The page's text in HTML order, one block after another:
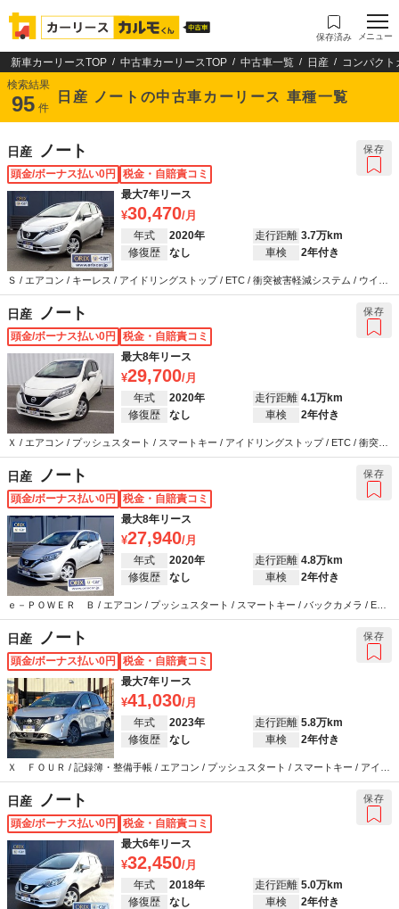
保存済み メニュー
新車カーリースTOP 中古車カーリースTOP 中古車一覧 日産
コンパクト
検索結果
95 件
日産 ノートの中古車カーリース 車種一覧
日産 ノート
頭金/ボーナス払い0円
税金・自賠責コミ
最大7年リース
30,470
年式 2020年 走行距離 3.7万km
修復歴
なし 車検 2年付き
Ｓ / エアコン / キーレス / アイドリングストップ / ETC / 衝突被害軽減システム / ウイン
カーミラー / ABS / エアバッグ / パワーステアリング / パワーウインドウ
保存
日産 ノート
頭金/ボーナス払い0円
税金・自賠責コミ
最大8年リース
29,700
年式 2020年 走行距離 4.1万km
修復歴
なし 車検 2年付き
Ｘ / エアコン / プッシュスタート / スマートキー / アイドリングストップ / ETC / 衝突被
害軽減システム / ウインカーミラー / ABS / エアバッグ / パワーステアリング / パワーウ
インドウ
保存
日産 ノート
頭金/ボーナス払い0円
税金・自賠責コミ
最大8年リース
27,940
年式 2020年 走行距離 4.8万km
修復歴
なし 車検 2年付き
ｅ－ＰＯＷＥＲ Ｂ / エアコン / プッシュスタート / スマートキー / バックカメラ / ETC
/ 衝突被害軽減システム / ウインカーミラー / ABS / エアバッグ / パワーステアリング /
パワーウインドウ
保存
日産 ノート
頭金/ボーナス払い0円
税金・自賠責コミ
最大7年リース
41,030
年式 2023年 走行距離 5.8万km
修復歴
なし 車検 2年付き
Ｘ ＦＯＵＲ / 記録簿・整備手帳 / エアコン / プッシュスタート / スマートキー / アイド
リングストップ / カーナビ / バックカメラ / ETC / 衝突被害軽減システム / ウインカーミ
ラー / ABS / エアバッグ / パワーステアリング / パワーウインドウ
保存
日産 ノート
頭金/ボーナス払い0円
税金・自賠責コミ
最大6年リース
32,450
年式 2018年 走行距離 5.0万km
修復歴
なし 車検 2年付き
保存